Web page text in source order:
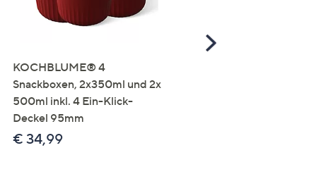
KOCHBLUME® 4
Snackboxen, 2x350ml und 2x
500ml inkl. 4 Ein-Klick-
Deckel 95mm
€ 34,99
Scroll